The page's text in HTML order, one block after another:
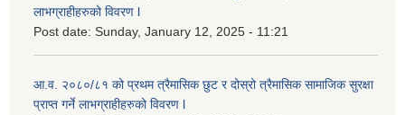
लाभग्राहीहरुको विवरण l
Post date: Sunday, January 12, 2025 - 11:21
आ.व. २०८०/८१ को प्रथम त्रैमासिक छुट र दोस्रो त्रैमासिक सामाजिक सुरक्षा
प्राप्त गर्ने लाभग्राहीहरुको विवरण l